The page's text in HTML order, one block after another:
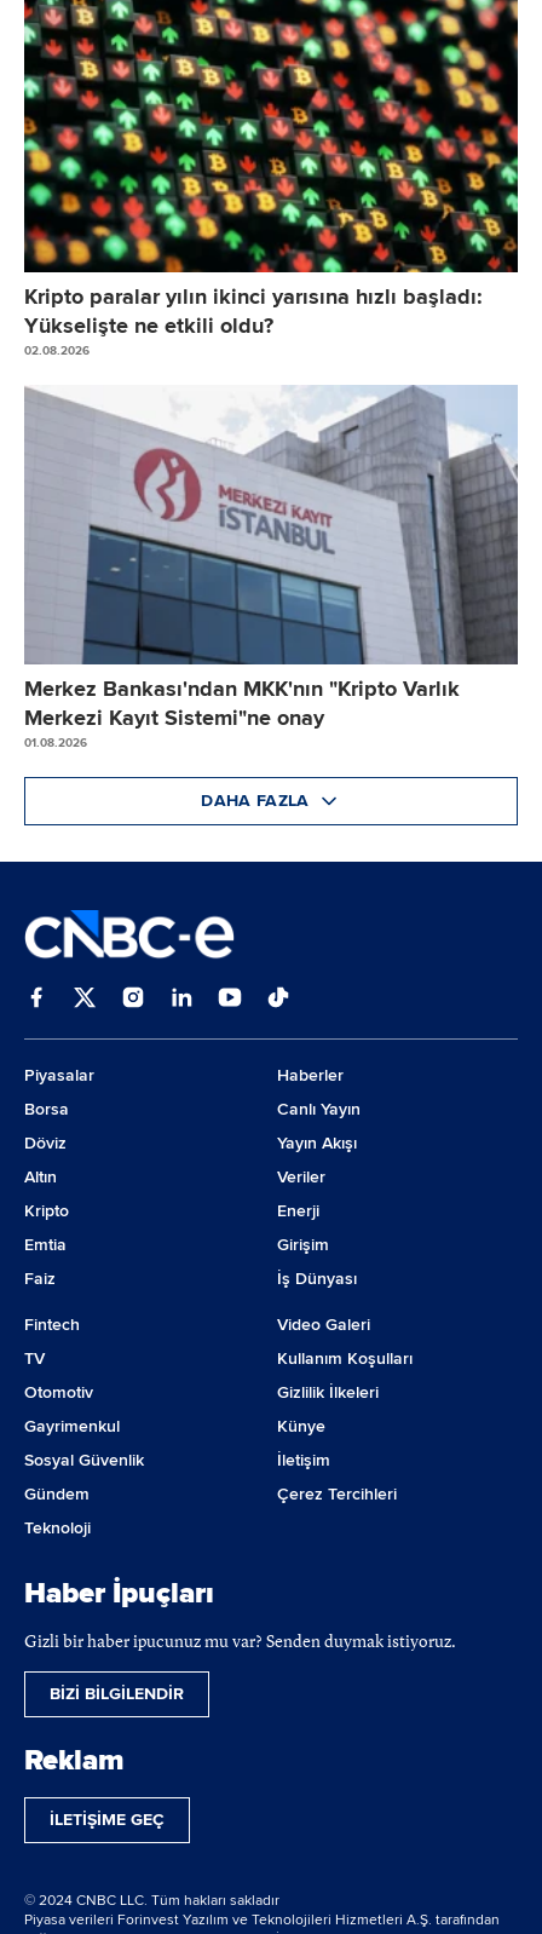
Kripto paralar yılın ikinci yarısına hızlı başladı:
Yükselişte ne etkili oldu?
02.08.2026
Merkez Bankası'ndan MKK'nın "Kripto Varlık
Merkezi Kayıt Sistemi"ne onay
01.08.2026
DAHA FAZLA
Piyasalar
Borsa
Döviz
Altın
Kripto
Emtia
Faiz
Haberler
Canlı Yayın
Yayın Akışı
Veriler
Enerji
Girişim
İş Dünyası
Fintech
TV
Otomotiv
Gayrimenkul
Sosyal Güvenlik
Gündem
Teknoloji
Video Galeri
Kullanım Koşulları
Gizlilik İlkeleri
Künye
İletişim
Çerez Tercihleri
Haber İpuçları
Gizli bir haber ipucunuz mu var? Senden duymak istiyoruz.
BİZİ BİLGİLENDİR
Reklam
İLETİŞİME GEÇ
© 2024 CNBC LLC. Tüm hakları sakladır
Piyasa verileri Forinvest Yazılım ve Teknolojileri Hizmetleri A.Ş. tarafından